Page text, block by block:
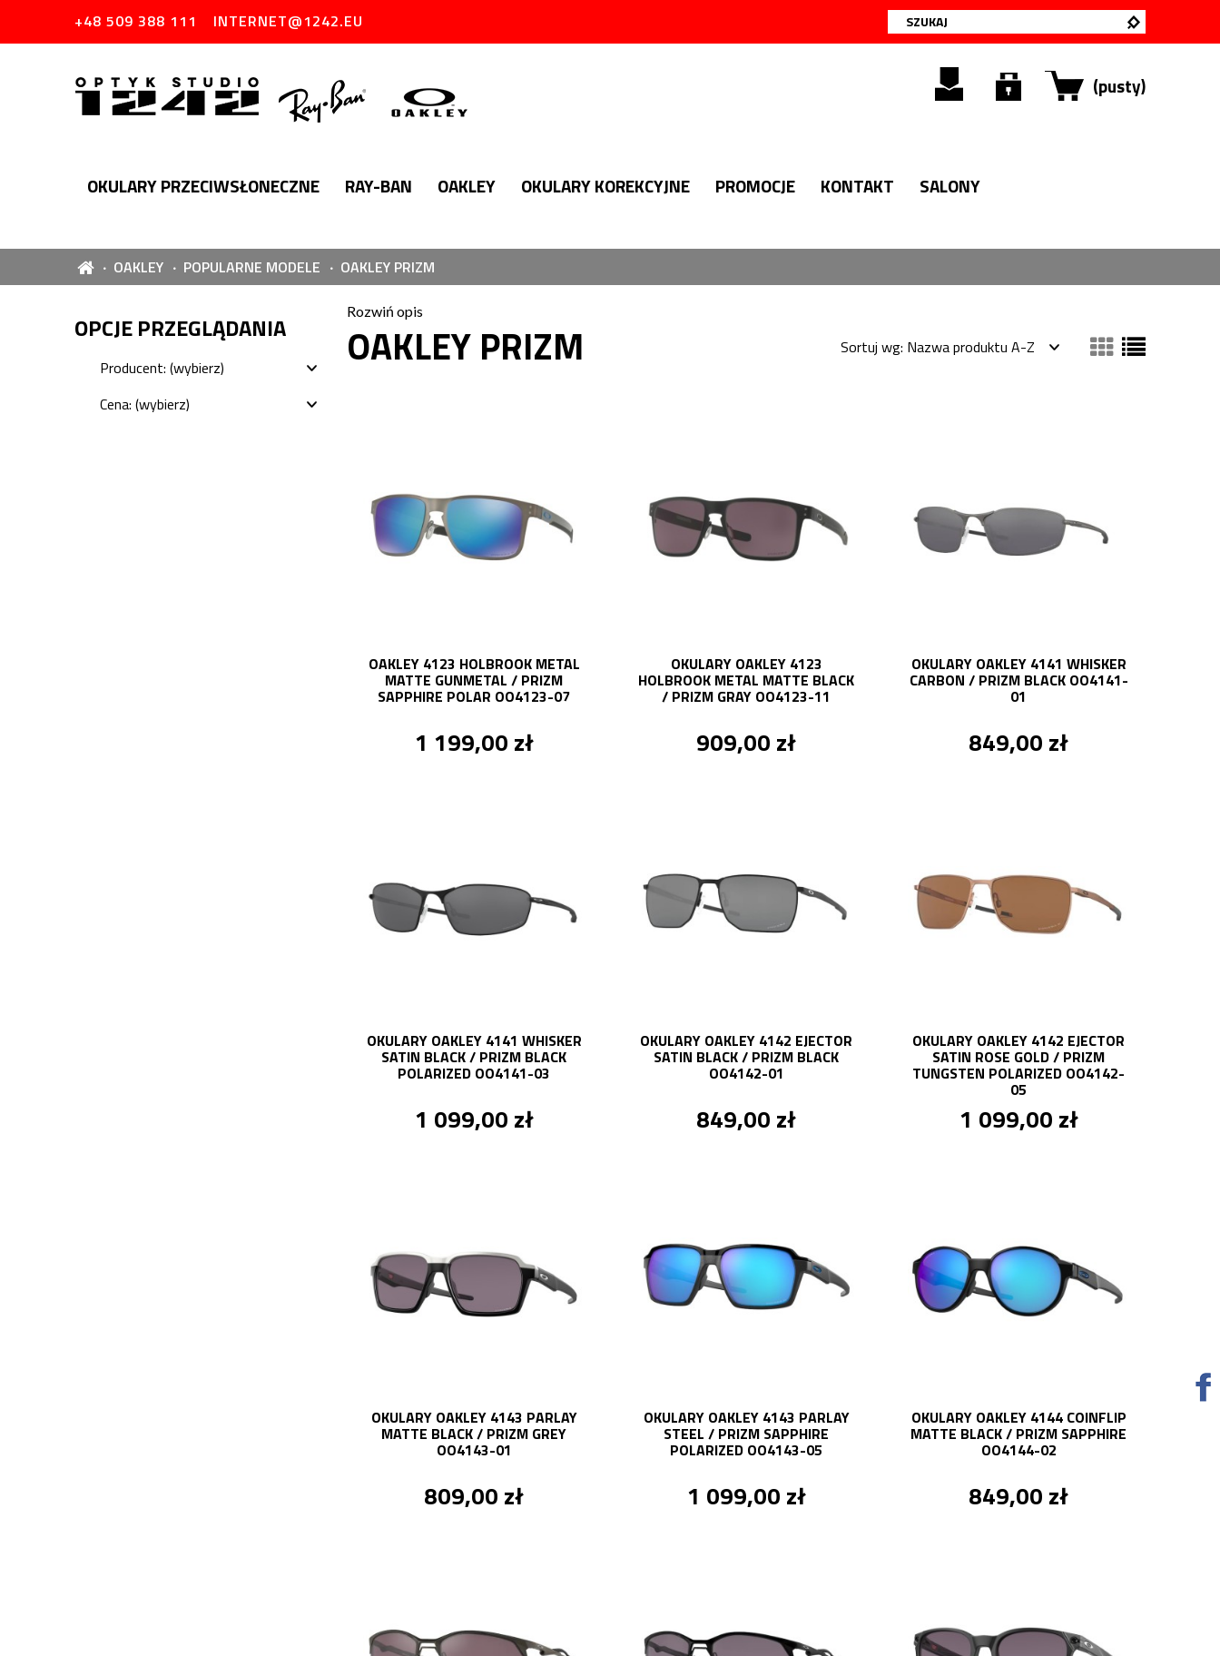
+48 509 388 111 INTERNET@1242.EU
(pusty)
OKULARY PRZECIWSŁONECZNE RAY-BAN OAKLEY OKULARY KOREKCYJNE PROMOCJE KONTAKT SALONY
OAKLEY POPULARNE MODELE OAKLEY PRIZM
OPCJE PRZEGLĄDANIA
Producent: (wybierz)
Cena: (wybierz)
Rozwiń opis
OAKLEY PRIZM Sortuj wg: Nazwa produktu A-Z
OAKLEY 4123 HOLBROOK METAL
MATTE GUNMETAL / PRIZM
SAPPHIRE POLAR OO4123-07
1 199,00 zł
OKULARY OAKLEY 4123
HOLBROOK METAL MATTE BLACK
/ PRIZM GRAY OO4123-11
909,00 zł
OKULARY OAKLEY 4141 WHISKER
CARBON / PRIZM BLACK OO4141-
01
849,00 zł
OKULARY OAKLEY 4141 WHISKER
SATIN BLACK / PRIZM BLACK
POLARIZED OO4141-03
1 099,00 zł
OKULARY OAKLEY 4142 EJECTOR
SATIN BLACK / PRIZM BLACK
OO4142-01
849,00 zł
OKULARY OAKLEY 4142 EJECTOR
SATIN ROSE GOLD / PRIZM
TUNGSTEN POLARIZED OO4142-
05
1 099,00 zł
OKULARY OAKLEY 4143 PARLAY
MATTE BLACK / PRIZM GREY
OO4143-01
809,00 zł
OKULARY OAKLEY 4143 PARLAY
STEEL / PRIZM SAPPHIRE
POLARIZED OO4143-05
1 099,00 zł
OKULARY OAKLEY 4144 COINFLIP
MATTE BLACK / PRIZM SAPPHIRE
OO4144-02
849,00 zł